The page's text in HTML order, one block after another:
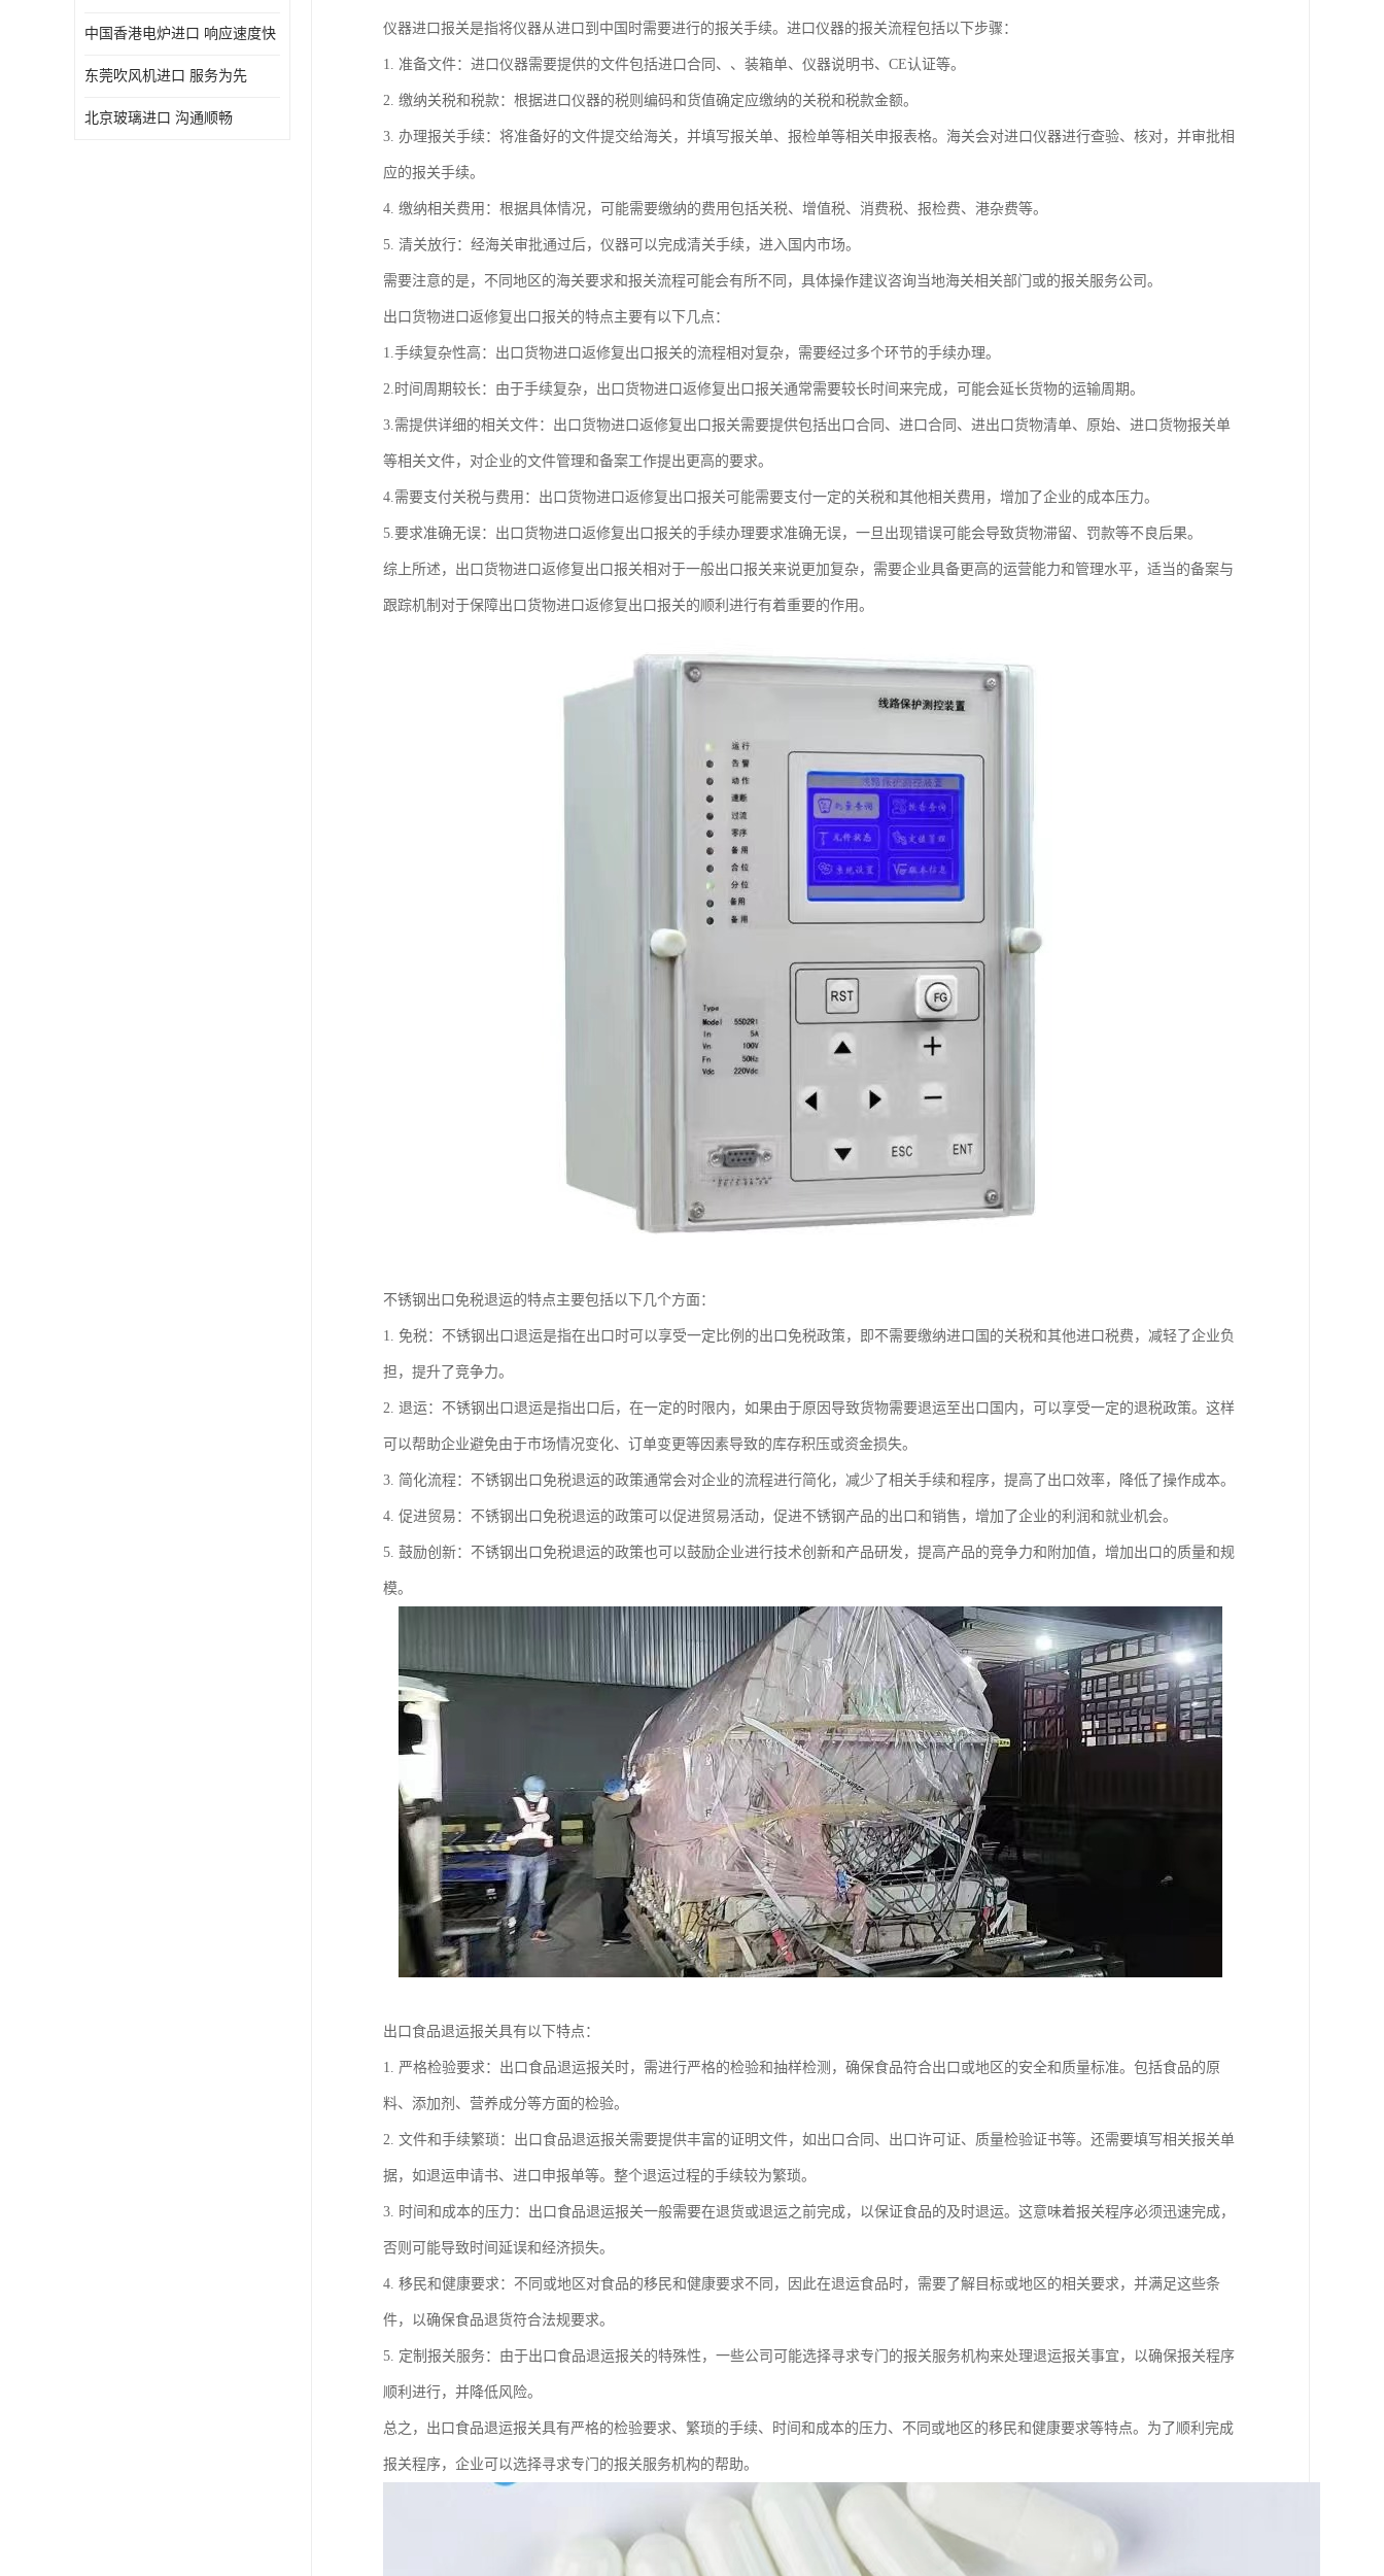
中国香港电炉进口 响应速度快
东莞吹风机进口 服务为先
北京玻璃进口 沟通顺畅
仪器进口报关是指将仪器从进口到中国时需要进行的报关手续。进口仪器的报关流程包括以下步骤：
1. 准备文件：进口仪器需要提供的文件包括进口合同、、装箱单、仪器说明书、CE认证等。
2. 缴纳关税和税款：根据进口仪器的税则编码和货值确定应缴纳的关税和税款金额。
3. 办理报关手续：将准备好的文件提交给海关，并填写报关单、报检单等相关申报表格。海关会对进口仪器进行查验、核对，并审批相
应的报关手续。
4. 缴纳相关费用：根据具体情况，可能需要缴纳的费用包括关税、增值税、消费税、报检费、港杂费等。
5. 清关放行：经海关审批通过后，仪器可以完成清关手续，进入国内市场。
需要注意的是，不同地区的海关要求和报关流程可能会有所不同，具体操作建议咨询当地海关相关部门或的报关服务公司。
出口货物进口返修复出口报关的特点主要有以下几点：
1.手续复杂性高：出口货物进口返修复出口报关的流程相对复杂，需要经过多个环节的手续办理。
2.时间周期较长：由于手续复杂，出口货物进口返修复出口报关通常需要较长时间来完成，可能会延长货物的运输周期。
3.需提供详细的相关文件：出口货物进口返修复出口报关需要提供包括出口合同、进口合同、进出口货物清单、原始、进口货物报关单
等相关文件，对企业的文件管理和备案工作提出更高的要求。
4.需要支付关税与费用：出口货物进口返修复出口报关可能需要支付一定的关税和其他相关费用，增加了企业的成本压力。
5.要求准确无误：出口货物进口返修复出口报关的手续办理要求准确无误，一旦出现错误可能会导致货物滞留、罚款等不良后果。
综上所述，出口货物进口返修复出口报关相对于一般出口报关来说更加复杂，需要企业具备更高的运营能力和管理水平，适当的备案与
跟踪机制对于保障出口货物进口返修复出口报关的顺利进行有着重要的作用。
不锈钢出口免税退运的特点主要包括以下几个方面：
1. 免税：不锈钢出口退运是指在出口时可以享受一定比例的出口免税政策，即不需要缴纳进口国的关税和其他进口税费，减轻了企业负
担，提升了竞争力。
2. 退运：不锈钢出口退运是指出口后，在一定的时限内，如果由于原因导致货物需要退运至出口国内，可以享受一定的退税政策。这样
可以帮助企业避免由于市场情况变化、订单变更等因素导致的库存积压或资金损失。
3. 简化流程：不锈钢出口免税退运的政策通常会对企业的流程进行简化，减少了相关手续和程序，提高了出口效率，降低了操作成本。
4. 促进贸易：不锈钢出口免税退运的政策可以促进贸易活动，促进不锈钢产品的出口和销售，增加了企业的利润和就业机会。
5. 鼓励创新：不锈钢出口免税退运的政策也可以鼓励企业进行技术创新和产品研发，提高产品的竞争力和附加值，增加出口的质量和规
模。
出口食品退运报关具有以下特点：
1. 严格检验要求：出口食品退运报关时，需进行严格的检验和抽样检测，确保食品符合出口或地区的安全和质量标准。包括食品的原
料、添加剂、营养成分等方面的检验。
2. 文件和手续繁琐：出口食品退运报关需要提供丰富的证明文件，如出口合同、出口许可证、质量检验证书等。还需要填写相关报关单
据，如退运申请书、进口申报单等。整个退运过程的手续较为繁琐。
3. 时间和成本的压力：出口食品退运报关一般需要在退货或退运之前完成，以保证食品的及时退运。这意味着报关程序必须迅速完成，
否则可能导致时间延误和经济损失。
4. 移民和健康要求：不同或地区对食品的移民和健康要求不同，因此在退运食品时，需要了解目标或地区的相关要求，并满足这些条
件，以确保食品退货符合法规要求。
5. 定制报关服务：由于出口食品退运报关的特殊性，一些公司可能选择寻求专门的报关服务机构来处理退运报关事宜，以确保报关程序
顺利进行，并降低风险。
总之，出口食品退运报关具有严格的检验要求、繁琐的手续、时间和成本的压力、不同或地区的移民和健康要求等特点。为了顺利完成
报关程序，企业可以选择寻求专门的报关服务机构的帮助。